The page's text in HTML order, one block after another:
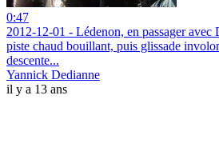
0:47
2012-12-01 - Lédenon, en passager avec
piste chaud bouillant, puis glissade
descente...
Yannick Dedianne
il y a 13 ans